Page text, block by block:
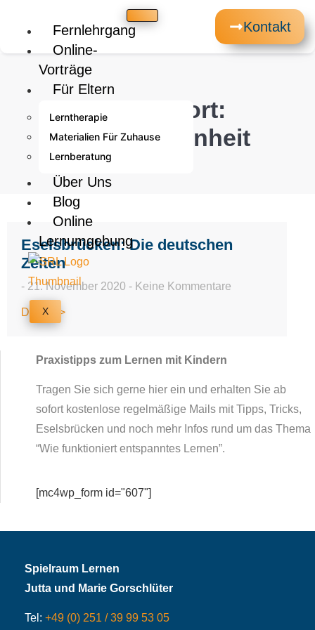
Fernlehrgang
Online-
Vorträge
Für Eltern
Lerntherapie
Materialien Für Zuhause
Lernberatung
Über Uns
Blog
Online
Lernumgebung
X
Kontakt
Schlagwort:
2.Vergangenheit
Eselsbrücken: Die deutschen
Zeiten
21. November 2020 Keine Kommentare
Details >
Praxistipps zum Lernen mit Kindern
Tragen Sie sich gerne hier ein und erhalten Sie ab
sofort kostenlose regelmäßige Mails mit Tipps, Tricks,
Eselsbrücken und noch mehr Infos rund um das Thema
“Wie funktioniert entspanntes Lernen”.
[mc4wp_form id="607"]
Spielraum Lernen
Jutta und Marie Gorschlüter
Tel: +49 (0) 251 / 39 99 53 05